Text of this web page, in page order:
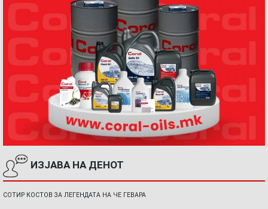
ИЗЈАВА НА ДЕНОТ
СОТИР КОСТОВ ЗА ЛЕГЕНДАТА НА ЧЕ ГЕВАРА